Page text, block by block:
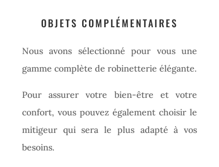
OBJETS COMPLÉMENTAIRES
Nous avons sélectionné pour vous une
gamme complète de robinetterie élégante.
Pour assurer votre bien-être et votre
confort, vous pouvez également choisir le
mitigeur qui sera le plus adapté à vos
besoins.